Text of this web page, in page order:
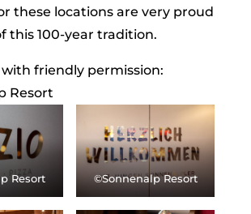
these locations are very proud
this 100-year tradition.
friendly permission:
Resort
Resort ©Sonnenalp Resort